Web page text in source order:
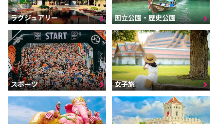
ラグジュアリー 国立公園・歴史公園
スポーツ 女子旅